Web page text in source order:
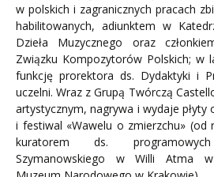
w polskich i zagranicznych pracach
habilitowanych, adiunktem w
Dzieła Muzycznego oraz
Związku Kompozytorów Polskich; w
funkcję prorektora ds. Dydaktyki i
uczelni. Wraz z Grupą Twórczą
artystycznym, nagrywa i wydaje
i festiwal «Wawelu o zmierzchu» (od
kuratorem ds.
Szymanowskiego w Willi Atma w